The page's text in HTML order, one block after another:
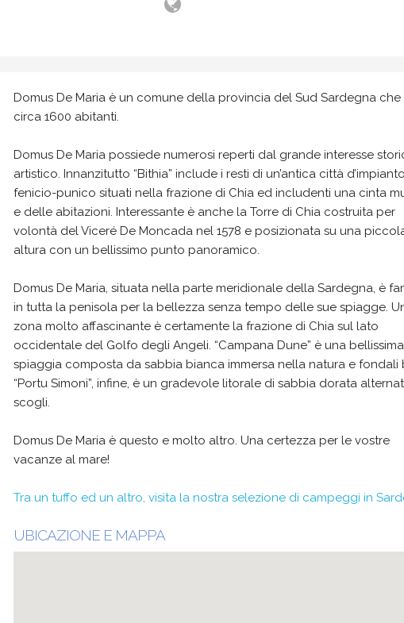
Domus De Maria è un comune della provincia del Sud Sardegna
circa 1600 abitanti.
Domus De Maria possiede numerosi reperti dal grande interesse
artistico. Innanzitutto “Bithia” include i resti di un’antica città d’impianto
fenicio-punico situati nella frazione di Chia ed includenti una cinta
e delle abitazioni. Interessante è anche la Torre di Chia costruita per
volontà del Viceré De Moncada nel 1578 e posizionata su una
altura con un bellissimo punto panoramico.
Domus De Maria, situata nella parte meridionale della Sardegna, è
in tutta la penisola per la bellezza senza tempo delle sue spiagge.
zona molto affascinante è certamente la frazione di Chia sul lato
occidentale del Golfo degli Angeli. “Campana Dune” è una bellissima
spiaggia composta da sabbia bianca immersa nella natura e fondali
“Portu Simoni”, infine, è un gradevole litorale di sabbia dorata
scogli.
Domus De Maria è questo e molto altro. Una certezza per le vostre
vacanze al mare!
Tra un tuffo ed un altro, visita la nostra selezione di campeggi in
UBICAZIONE E MAPPA